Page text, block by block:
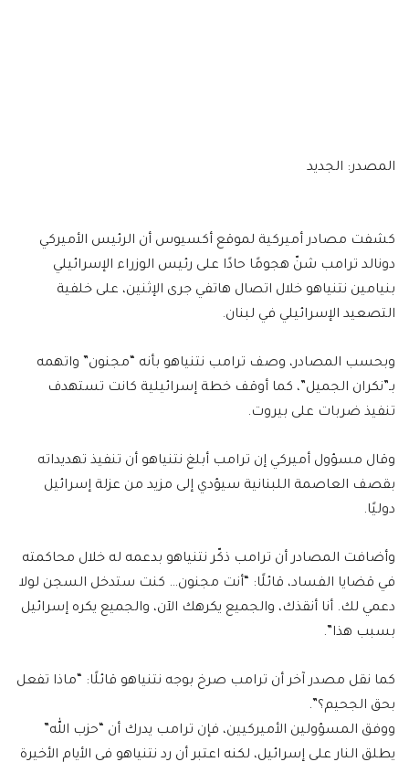
المصدر: الجديد
كشفت مصادر أميركية لموقع أكسيوس أن الرئيس الأميركي
دونالد ترامب شنّ هجومًا حادًا على رئيس الوزراء الإسرائيلي
بنيامين نتنياهو خلال اتصال هاتفي جرى الإثنين، على خلفية
التصعيد الإسرائيلي في لبنان.
وبحسب المصادر، وصف ترامب نتنياهو بأنه “مجنون” واتهمه
بـ”نكران الجميل”، كما أوقف خطة إسرائيلية كانت تستهدف
تنفيذ ضربات على بيروت.
وقال مسؤول أميركي إن ترامب أبلغ نتنياهو أن تنفيذ تهديداته
بقصف العاصمة اللبنانية سيؤدي إلى مزيد من عزلة إسرائيل
دوليًا.
وأضافت المصادر أن ترامب ذكّر نتنياهو بدعمه له خلال محاكمته
في قضايا الفساد، قائلًا: “أنت مجنون… كنت ستدخل السجن لولا
دعمي لك. أنا أنقذك، والجميع يكرهك الآن، والجميع يكره إسرائيل
بسبب هذا”.
كما نقل مصدر آخر أن ترامب صرخ بوجه نتنياهو قائلًا: “ماذا تفعل
بحق الجحيم؟”.
ووفق المسؤولين الأميركيين، فإن ترامب يدرك أن “حزب الله”
يطلق النار على إسرائيل، لكنه اعتبر أن رد نتنياهو في الأيام الأخيرة